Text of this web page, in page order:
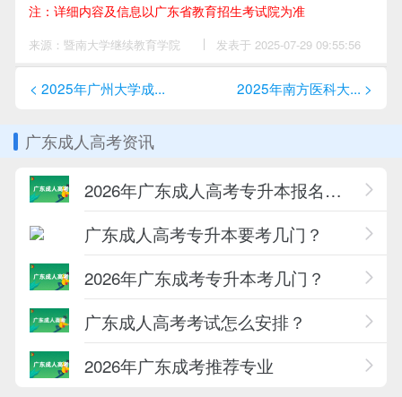
注：详细内容及信息以广东省教育招生考试院为准
来源：暨南大学继续教育学院
者：
z
发表于 2025-07-29 09:55:56
< 2025年广州大学成... 2025年南方医科大... >
广东成人高考资讯
2026年广东成人高考专升本报名条件一览
广东成人高考专升本要考几门？
2026年广东成考专升本考几门？
广东成人高考考试怎么安排？
2026年广东成考推荐专业